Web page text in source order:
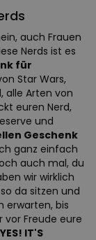
auch Frauen
Nerds ist es
für
Star Wars,
alle Arten von
euren Nerd,
und
Geschenk
ganz einfach
auch mal, du
wir wirklich
da sitzen und
erwarten, bis
Freude eure
YES! IT'S